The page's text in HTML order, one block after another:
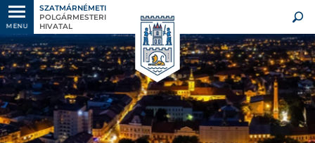
MENU
SZATMÁRNÉMETI
POLGÁRMESTERI
HIVATAL